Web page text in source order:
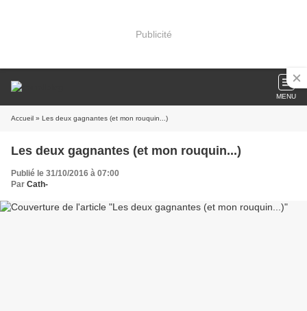
Publicité
MENU
Accueil » Les deux gagnantes (et mon rouquin...)
Les deux gagnantes (et mon rouquin...)
Publié le 31/10/2016 à 07:00
Par Cath-